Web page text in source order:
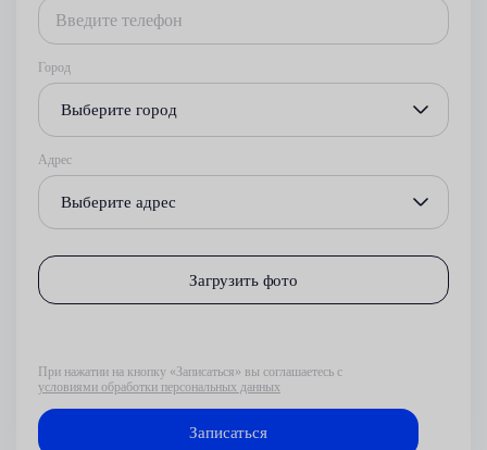
Город
Выберите город
Адрес
Выберите адрес
Загрузить фото
При нажатии на кнопку «Записаться» вы соглашаетесь с
условиями обработки персональных данных